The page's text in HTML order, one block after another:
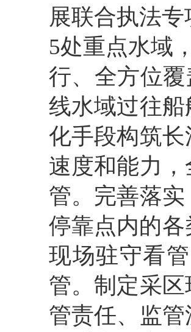
展联合执法
5处重点水域
行、全方位
线水域过往
化手段构筑
速度和能力
管。完善落
停靠点内的
现场驻守看
管。制定采
管责任、监